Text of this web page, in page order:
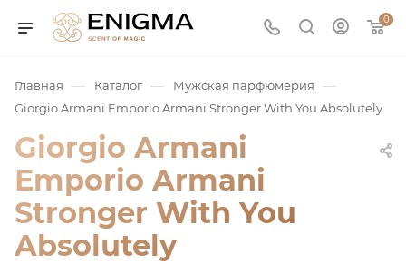
0
Главная — Каталог — Мужская парфюмерия —
Giorgio Armani Emporio Armani Stronger With You Absolutely
Giorgio Armani
Emporio Armani
Stronger With You
Absolutely